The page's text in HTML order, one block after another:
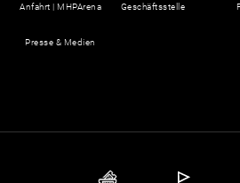
Anfahrt | MHPArena Geschäftsstelle
Presse & Medien